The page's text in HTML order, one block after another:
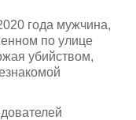
года мужчина,
по улице
убийством,